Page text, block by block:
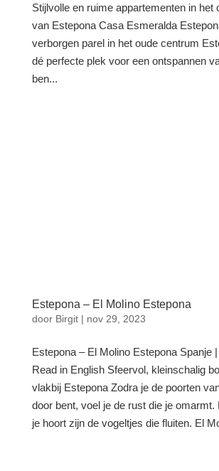
Stijlvolle en ruime appartementen in het
van Estepona Casa Esmeralda
verborgen parel in het oude centrum
dé perfecte plek voor een ontspannen
ben...
Estepona – El Molino Estepona
door Birgit| nov 29, 2023
Estepona – El Molino Estepona Spanje
Read in English Sfeervol, kleinschalig
vlakbij Estepona Zodra je de poorten
door bent, voel je de rust die je omarmt.
je hoort zijn de vogeltjes die fluiten. El